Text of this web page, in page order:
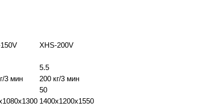
XHS-200V
5.5
3 мин
200 кг/3 мин
50
1400x1200x1550